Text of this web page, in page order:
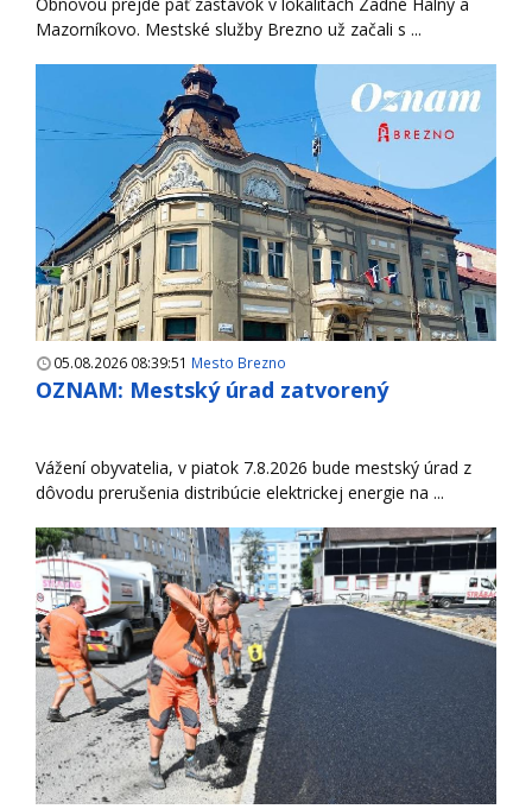
Mazorníkovo. Mestské služby Brezno už začali s ...
05.08.2026 08:39:51 Mesto Brezno
OZNAM: Mestský úrad zatvorený
Vážení obyvatelia, v piatok 7.8.2026 bude mestský úrad z
dôvodu prerušenia distribúcie elektrickej energie na ...